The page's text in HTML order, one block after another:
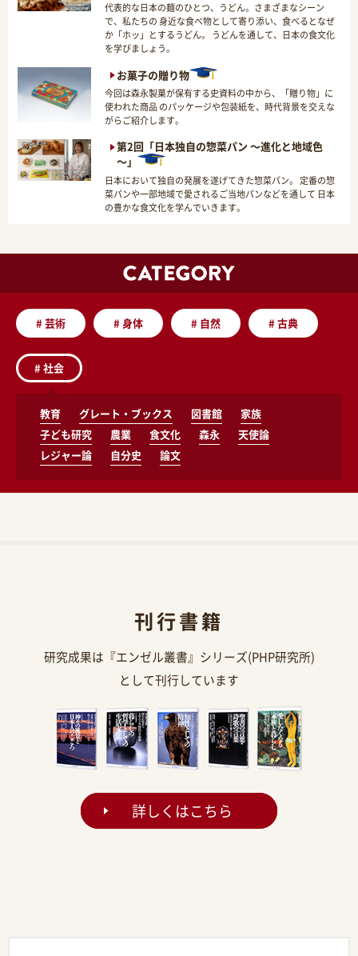
代表的な日本の麺のひとつ、うどん。さまざまなシーン
で、私たちの 身近な食べ物として寄り添い、食べるとなぜ
か「ホッ」とするうどん。 うどんを通して、日本の食文化
を学びましょう。
お菓子の贈り物
今回は森永製菓が保有する史資料の中から、「贈り物」に
使われた商品 のパッケージや包装紙を、時代背景を交えな
がらご紹介します。
第2回「日本独自の惣菜パン ～進化と地域色
～」
日本において独自の発展を遂げてきた惣菜パン。 定番の惣
菜パンや一部地域で愛されるご当地パンなどを通して 日本
の豊かな食文化を学んでいきます。
#芸術 #身体 # 自然 #古典
#社会
教育 グレート・ブックス 図書館
家族
子ども研究
農業 食文化 森永
天使論
レジャー論
自分史 論文
刊行書籍
研究成果は『エンゼル叢書』シリーズ(PHP研究所)
として刊行しています
詳しくはこちら